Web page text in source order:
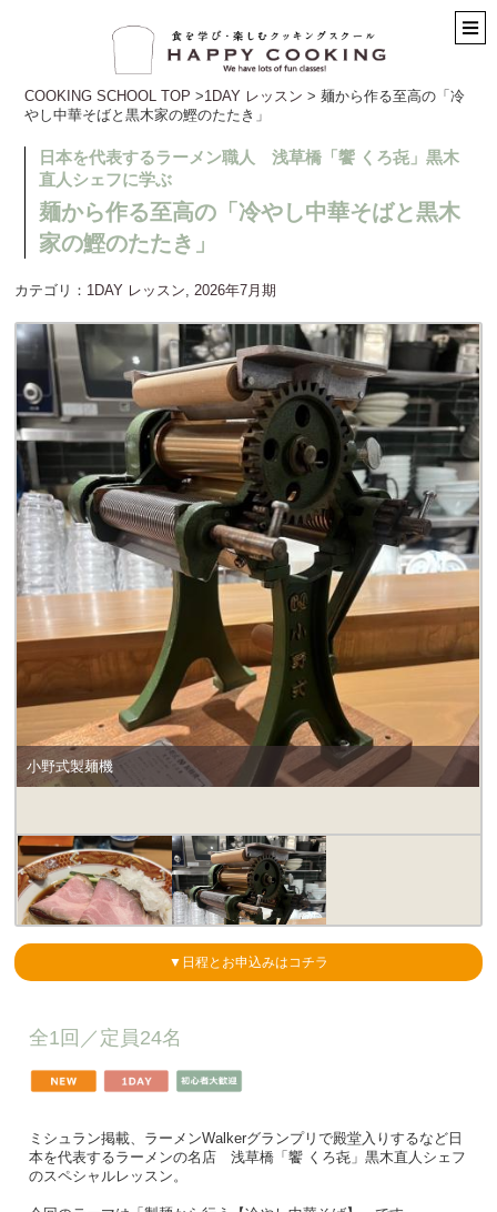
COOKING SCHOOL TOP >1DAY レッスン > 麺から作る至高の「冷
やし中華そばと黒木家の鰹のたたき」
日本を代表するラーメン職人 浅草橋「饗 くろ㐂」黒木
直人シェフに学ぶ
麺から作る至高の「冷やし中華そばと黒木
家の鰹のたたき」
カテゴリ： 1DAY レッスン,2026年7月期
小野式製麺機
▼日程とお申込みはコチラ
全1回／ 定員24名
ミシュラン掲載、ラーメンWalkerグランプリで殿堂入りするなど日
本を代表するラーメンの名店 浅草橋「饗 くろ㐂」黒木直人シェフ
のスペシャルレッスン。